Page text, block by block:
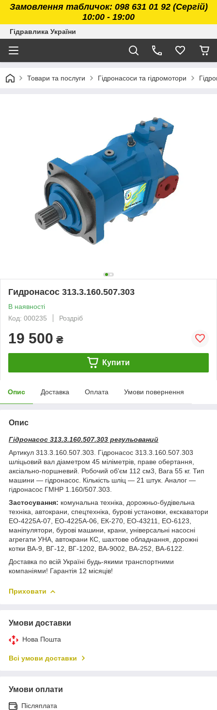
Замовлення табличок: 098 631 01 92 (Сергій)
10:00 - 19:00
Гідравлика України
Товари та послуги Гідронасоси та гідромотори
Гидронасос 313.3.160.507.303
В наявності
Код: 000235
Роздріб
19 500 ₴
Купити
Опис Доставка Оплата Умови повернення
Опис
Гідронасос 313.3.160.507.303 регульований
Артикул 313.3.160.507.303. Гідронасос 313.3.160.507.303
шліцьовий вал діаметром 45 міліметрів, праве обертання,
аксіально-поршневий. Робочий об'єм 112 см3, Вага 55 кг. Тип
машини — гідронасос. Кількість шліц — 21 штук. Аналог —
гідронасос ГМНР 1.160/507.303.
Застосування: комунальна техніка, дорожньо-будівельна
техніка, автокрани, спецтехніка, бурові установки, екскаватори
ЕО-4225А-07, ЕО-4225А-06, ЕК-270, ЕО-43211, ЕО-6123,
маніпулятори, бурові машини, крани, універсальні насосні
агрегати УНА, автокрани КС, шахтове обладнання, дорожні
котки ВА-9, ВГ-12, ВГ-1202, ВА-9002, ВА-252, ВА-6122.
Доставка по всій Україні будь-якими транспортними
компаніями! Гарантія 12 місяців!
Приховати
Умови доставки
Нова Пошта
Всі умови доставки
Умови оплати
Післяплата